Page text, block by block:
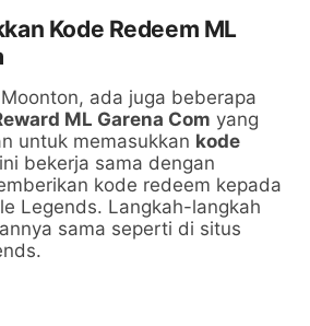
Kode Redeem ML
ada juga beberapa
ML Garena Com yang
untuk memasukkan kode
bekerja sama dengan
kode redeem kepada
Legends. Langkah-langkah
sama seperti di situs